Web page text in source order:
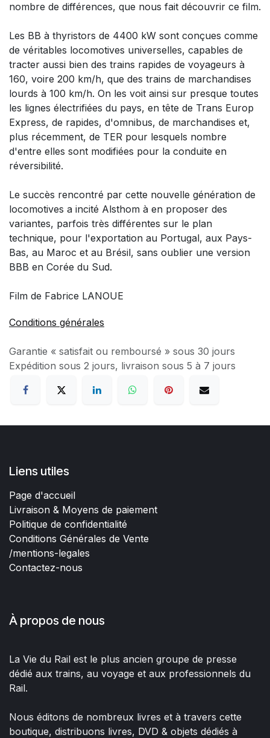
nombre de différences, que nous fait découvrir ce film.
Les BB à thyristors de 4400 kW sont conçues comme
de véritables locomotives universelles, capables de
tracter aussi bien des trains rapides de voyageurs à
160, voire 200 km/h, que des trains de marchandises
lourds à 100 km/h. On les voit ainsi sur presque toutes
les lignes électrifiées du pays, en tête de Trans Europ
Express, de rapides, d'omnibus, de marchandises et,
plus récemment, de TER pour lesquels nombre
d'entre elles sont modifiées pour la conduite en
réversibilité.
Le succès rencontré par cette nouvelle génération de
locomotives a incité Alsthom à en proposer des
variantes, parfois très différentes sur le plan
technique, pour l'exportation au Portugal, aux Pays-
Bas, au Maroc et au Brésil, sans oublier une version
BBB en Corée du Sud.
Film de Fabrice LANOUE
Conditions générales
Garantie « satisfait ou remboursé » sous 30 jours
Expédition sous 2 jours, livraison sous 5 à 7 jours
Liens utiles
Page d'accueil
Livraison & Moyens de paiement
Politique de confidentialité
Conditions Générales de Vente
/mentions-legales
Contactez-nous
À propos de nous
La Vie du Rail est le plus ancien groupe de presse
dédié aux trains, au voyage et aux professionnels du
Rail.
Nous éditons de nombreux livres et à travers cette
boutique, distribuons livres, DVD & objets dédiés à